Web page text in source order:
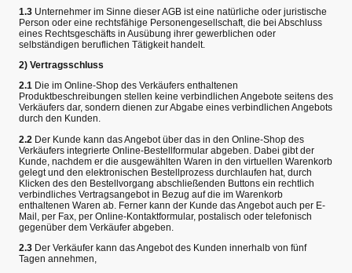
1.3 Unternehmer im Sinne dieser AGB ist eine natürliche oder juristische
Person oder eine rechtsfähige Personengesellschaft, die bei Abschluss
eines Rechtsgeschäfts in Ausübung ihrer gewerblichen oder
selbständigen beruflichen Tätigkeit handelt.
2) Vertragsschluss
2.1 Die im Online-Shop des Verkäufers enthaltenen
Produktbeschreibungen stellen keine verbindlichen Angebote seitens des
Verkäufers dar, sondern dienen zur Abgabe eines verbindlichen Angebots
durch den Kunden.
2.2 Der Kunde kann das Angebot über das in den Online-Shop des
Verkäufers integrierte Online-Bestellformular abgeben. Dabei gibt der
Kunde, nachdem er die ausgewählten Waren in den virtuellen Warenkorb
gelegt und den elektronischen Bestellprozess durchlaufen hat, durch
Klicken des den Bestellvorgang abschließenden Buttons ein rechtlich
verbindliches Vertragsangebot in Bezug auf die im Warenkorb
enthaltenen Waren ab. Ferner kann der Kunde das Angebot auch per E-
Mail, per Fax, per Online-Kontaktformular, postalisch oder telefonisch
gegenüber dem Verkäufer abgeben.
2.3 Der Verkäufer kann das Angebot des Kunden innerhalb von fünf
Tagen annehmen,